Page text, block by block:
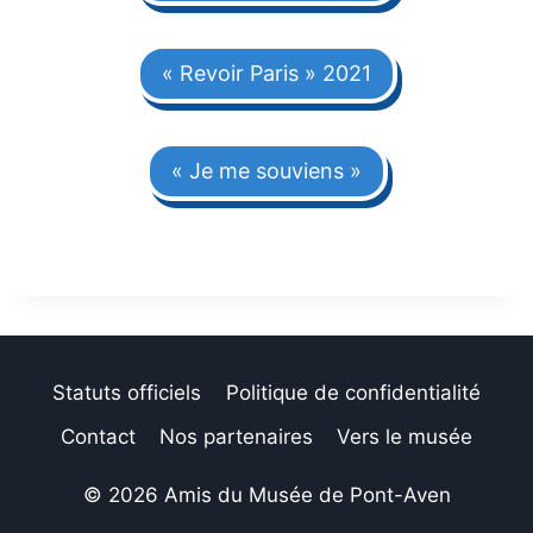
« Revoir Paris » 2021
« Je me souviens »
Statuts officiels
Politique de confidentialité
Contact
Nos partenaires Vers le musée
© 2026 Amis du Musée de Pont-Aven